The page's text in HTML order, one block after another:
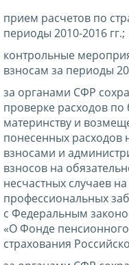
прием расчетов по
периоды 2010-2016 гг.;
контрольные
взносам за периоды
за органами СФР
проверке расходов
материнству и
понесенных расходов
взносами и
взносов на
несчастных случаев
профессиональных
с Федеральным
«О Фонде
страхования